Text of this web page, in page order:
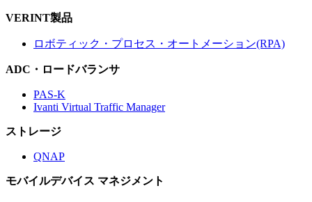
VERINT製品
ロボティック・プロセス・オートメーション(RPA)
ADC・ロードバランサ
PAS-K
Ivanti Virtual Traffic Manager
ストレージ
QNAP
モバイルデバイス マネジメント